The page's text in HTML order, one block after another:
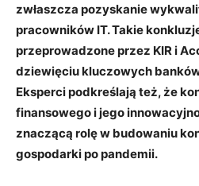
zwłaszcza pozyskanie
pracowników IT. Takie
przeprowadzone przez KIR i
dziewięciu kluczowych
Eksperci podkreślają też, że
finansowego i jego
znaczącą rolę w budowaniu
gospodarki po pandemii.